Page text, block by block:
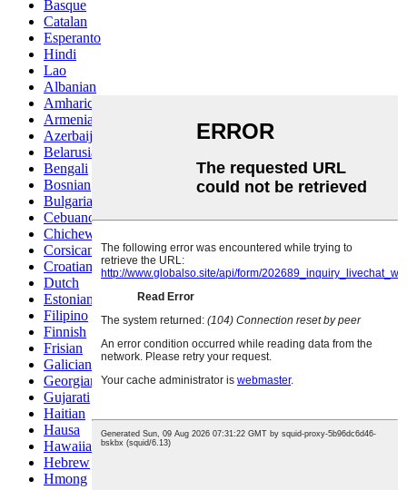
Basque
Catalan
Esperanto
Hindi
Lao
Albanian
Amharic
Armenian
Azerbaijani
Belarusian
Bengali
Bosnian
Bulgarian
Cebuano
Chichewa
Corsican
Croatian
Dutch
Estonian
Filipino
Finnish
Frisian
Galician
Georgian
Gujarati
Haitian
Hausa
Hawaiian
Hebrew
Hmong